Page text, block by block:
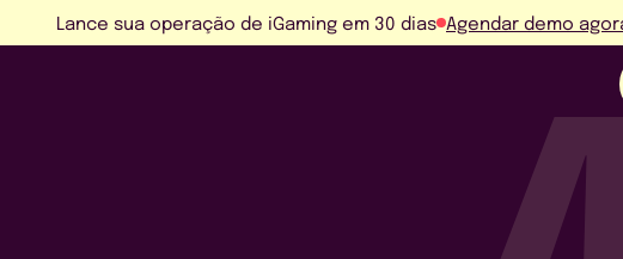
Lance sua operação de iGaming em 30 dias Agendar demo